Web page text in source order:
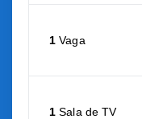
1 Vaga
1 Sala de TV